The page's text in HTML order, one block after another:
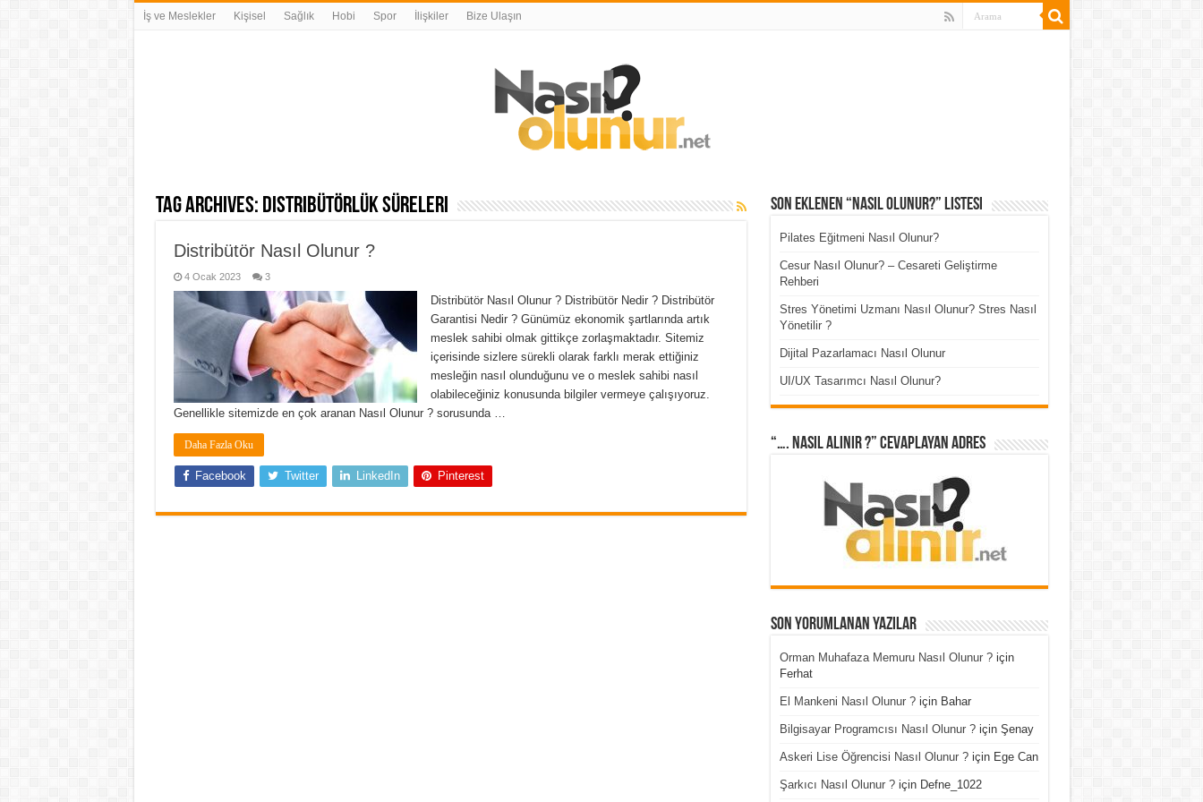
İş ve Meslekler Kişisel Sağlık Hobi Spor İlişkiler Bize Ulaşın
Tag Archives: Distribütörlük Süreleri
Distribütör Nasıl Olunur ?
4 Ocak 2023 3
Distribütör Nasıl Olunur ? Distribütör Nedir ? Distribütör
Garantisi Nedir ? Günümüz ekonomik şartlarında artık
meslek sahibi olmak gittikçe zorlaşmaktadır. Sitemiz
içerisinde sizlere sürekli olarak farklı merak ettiğiniz
mesleğin nasıl olunduğunu ve o meslek sahibi nasıl
olabileceğiniz konusunda bilgiler vermeye çalışıyoruz.
Genellikle sitemizde en çok aranan Nasıl Olunur ? sorusunda …
Daha Fazla Oku
Facebook Twitter LinkedIn Pinterest
Son Eklenen “Nasıl Olunur?” Listesi
Pilates Eğitmeni Nasıl Olunur?
Cesur Nasıl Olunur? – Cesareti Geliştirme
Rehberi
Stres Yönetimi Uzmanı Nasıl Olunur? Stres Nasıl
Yönetilir ?
Dijital Pazarlamacı Nasıl Olunur
UI/UX Tasarımcı Nasıl Olunur?
“…. Nasıl Alınır ?” cevaplayan adres
Son Yorumlanan Yazılar
Orman Muhafaza Memuru Nasıl Olunur ?için
Ferhat
El Mankeni Nasıl Olunur ?için Bahar
Bilgisayar Programcısı Nasıl Olunur ?için Şenay
Askeri Lise Öğrencisi Nasıl Olunur ?için Ege Can
Şarkıcı Nasıl Olunur ?için Defne_1022